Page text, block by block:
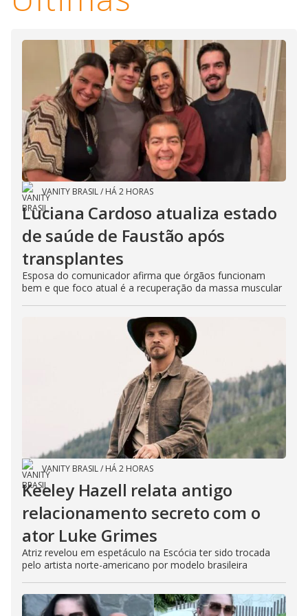
i
d
e
o
VANITY BRASIL/ HÁ 2 HORAS
Luciana Cardoso atualiza estado
de saúde de Faustão após
transplantes
Esposa do comunicador afirma que órgãos funcionam
bem e que foco atual é a recuperação da massa muscular
VANITY BRASIL/ HÁ 2 HORAS
Keeley Hazell relata antigo
relacionamento secreto com o
ator Luke Grimes
Atriz revelou em espetáculo na Escócia ter sido trocada
pelo artista norte-americano por modelo brasileira